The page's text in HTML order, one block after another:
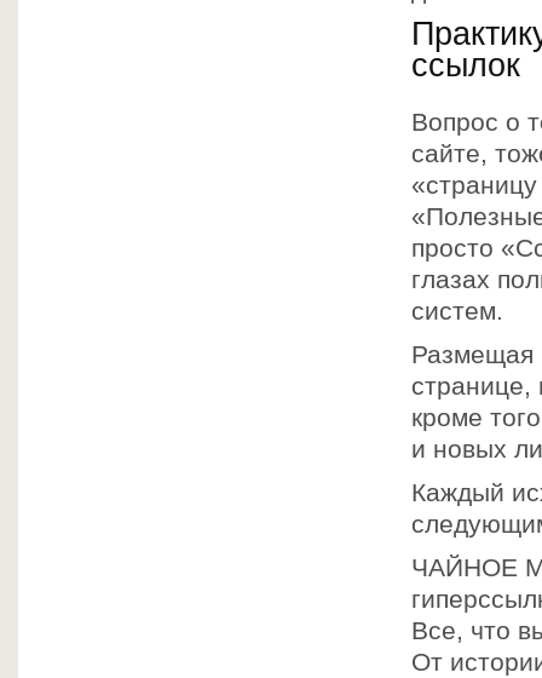
ссылок
Вопрос о
сайте,
просто
глазах
систем.
Размещая
странице,
кроме
и новых
Каждый
ЧАЙНОЕ
Все, что
От